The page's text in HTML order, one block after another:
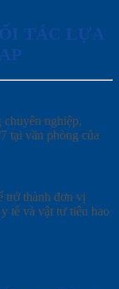
TÁC LỰA
nghiệp,
tại văn phòng của
trở thành đơn vị
tế và vật tư tiêu hao